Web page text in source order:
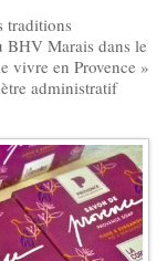
traditions
BHV Marais dans le
vivre en Provence »
administratif